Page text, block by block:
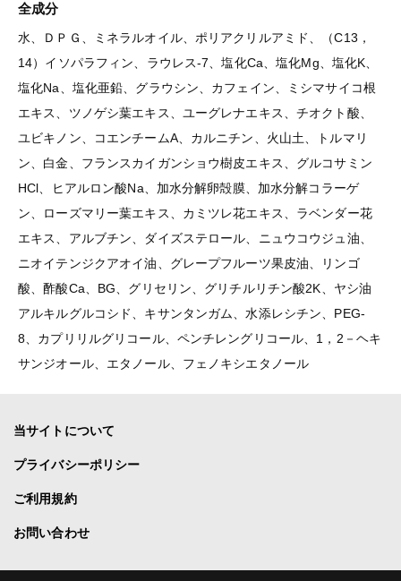
全成分
水、ＤＰＧ、ミネラルオイル、ポリアクリルアミド、（C13，
14）イソパラフィン、ラウレス-7、塩化Ca、塩化Mg、塩化K、
塩化Na、塩化亜鉛、グラウシン、カフェイン、ミシマサイコ根
エキス、ツノゲシ葉エキス、ユーグレナエキス、チオクト酸、
ユビキノン、コエンチームA、カルニチン、火山土、トルマリ
ン、白金、フランスカイガンショウ樹皮エキス、グルコサミン
HCl、ヒアルロン酸Na、加水分解卵殻膜、加水分解コラーゲ
ン、ローズマリー葉エキス、カミツレ花エキス、ラベンダー花
エキス、アルブチン、ダイズステロール、ニュウコウジュ油、
ニオイテンジクアオイ油、グレープフルーツ果皮油、リンゴ
酸、酢酸Ca、BG、グリセリン、グリチルリチン酸2K、ヤシ油
アルキルグルコシド、キサンタンガム、水添レシチン、PEG-
8、カプリリルグリコール、ペンチレングリコール、1，2－ヘキ
サンジオール、エタノール、フェノキシエタノール
当サイトについて
プライバシーポリシー
ご利用規約
お問い合わせ